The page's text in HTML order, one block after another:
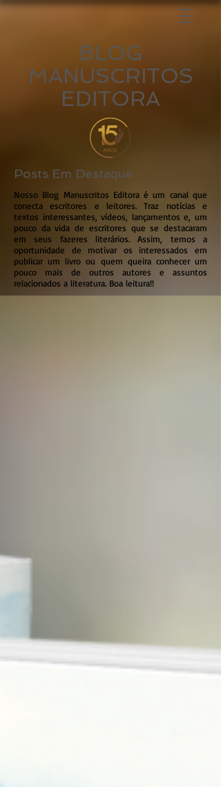
BLOG
MANUSCRITOS
EDITORA
Posts Em Destaque
Nosso Blog Manuscritos Editora é um canal que
conecta escritores e leitores. Traz notícias e
textos interessantes, vídeos, lançamentos e, um
pouco da vida de escritores que se destacaram
em seus fazeres literários. Assim, temos a
oportunidade de motivar os interessados em
publicar um livro ou quem queira conhecer um
pouco mais de outros autores e assuntos
relacionados a literatura. Boa leitura!!